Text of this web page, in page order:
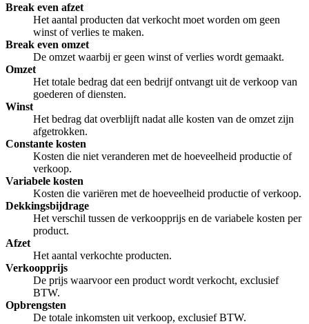
Break even afzet
Het aantal producten dat verkocht moet worden om geen
winst of verlies te maken.
Break even omzet
De omzet waarbij er geen winst of verlies wordt gemaakt.
Omzet
Het totale bedrag dat een bedrijf ontvangt uit de verkoop van
goederen of diensten.
Winst
Het bedrag dat overblijft nadat alle kosten van de omzet zijn
afgetrokken.
Constante kosten
Kosten die niet veranderen met de hoeveelheid productie of
verkoop.
Variabele kosten
Kosten die variëren met de hoeveelheid productie of verkoop.
Dekkingsbijdrage
Het verschil tussen de verkoopprijs en de variabele kosten per
product.
Afzet
Het aantal verkochte producten.
Verkoopprijs
De prijs waarvoor een product wordt verkocht, exclusief
BTW.
Opbrengsten
De totale inkomsten uit verkoop, exclusief BTW.